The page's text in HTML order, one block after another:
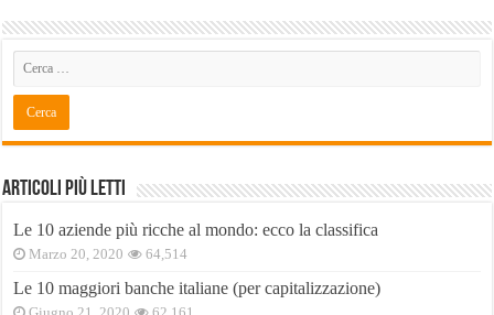
Articoli Più Letti
Le 10 aziende più ricche al mondo: ecco la classifica
Marzo 20, 2020 64,514
Le 10 maggiori banche italiane (per capitalizzazione)